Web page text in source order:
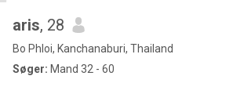
aris, 28
Bo Phloi, Kanchanaburi, Thailand
Søger: Mand 32 - 60